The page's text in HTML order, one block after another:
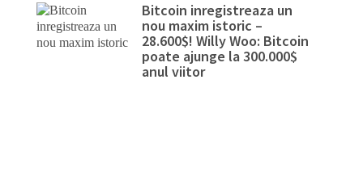
Bitcoin inregistreaza un
nou maxim istoric –
28.600$! Willy Woo: Bitcoin
poate ajunge la 300.000$
anul viitor